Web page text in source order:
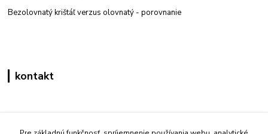
Bezolovnatý krištáľ verzus olovnatý - porovnanie
kontakt